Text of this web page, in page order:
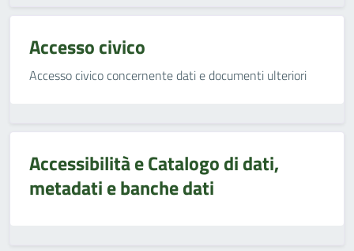
Accesso civico
Accesso civico concernente dati e documenti ulteriori
Accessibilità e Catalogo di dati,
metadati e banche dati